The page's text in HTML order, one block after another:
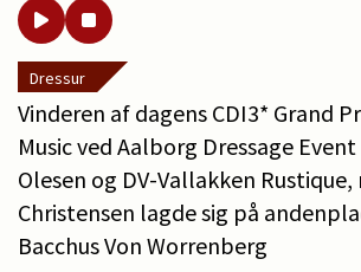
Dressur
Vinderen af dagens CDI3* Grand
Music ved Aalborg Dressage
Olesen og DV-Vallakken
Christensen lagde sig på
Bacchus Von Worrenberg